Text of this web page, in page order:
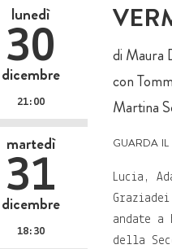
lunedì
30
dicembre
21:00
martedì
31
dicembre
18:30
di Maura
con
Martina
guarda
Lucia,
andate
della